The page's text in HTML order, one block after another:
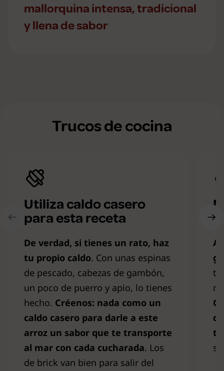
mallorquina intensa, tradicional
y llena de sabor
Trucos de cocina
Utiliza caldo casero
para esta receta
De verdad, si tienes un rato, haz
tu propio caldo. Con unas espinas
de pescado, cabezas de gambón,
un poco de puerro y apio, lo tienes
hecho. Créenos: nada como un
caldo casero para darle a este
arroz un sabor que te transporte
al mar con cada cucharada. Los
de brick van bien para salir del